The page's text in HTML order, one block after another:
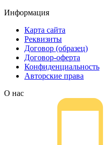
Информация
Карта сайта
Реквизиты
Договор (образец)
Договор-оферта
Конфиденциальность
Авторские права
О нас